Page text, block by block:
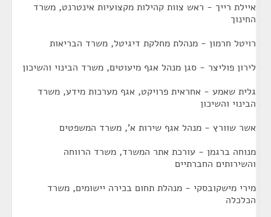
איילת רייך - ראש צוות קהילות מקצועיות אינטרנט, משרד
החינוך
רויטל חרמון - מנהלת מחלקת דיגיטל, משרד הבריאות
לירון פוליצר - סגן מנהל אגף מיעוטים, משרד הבינוי והשיכון
גלית שאמע - אחראית פרויקט, אגף מערכות מידע, משרד
הבינוי והשיכון
אשר שוורץ - מנהל אגף שירות א', משרד המשפטים
מנוחה ברגמן - עורכת אתר המשרד, משרד הרווחה
והשירותים החברתיים
מירי מישקובסקי - מנהלת תחום בכירה יישומים, משרד
הכלכלה